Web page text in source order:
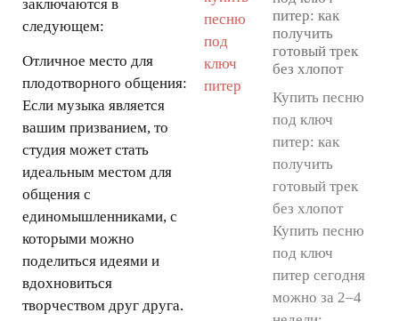
заключаются в
следующем:
Отличное место для
плодотворного общения:
Если музыка является
вашим призванием, то
студия может стать
идеальным местом для
общения с
единомышленниками, с
которыми можно
поделиться идеями и
вдохновиться
творчеством друг друга.
питер: как
получить
готовый трек
без хлопот
Купить песню
под ключ
питер: как
получить
готовый трек
без хлопот
Купить песню
под ключ
питер сегодня
можно за 2–4